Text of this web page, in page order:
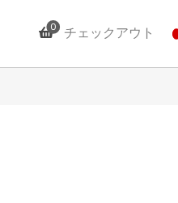
0 チェックアウト